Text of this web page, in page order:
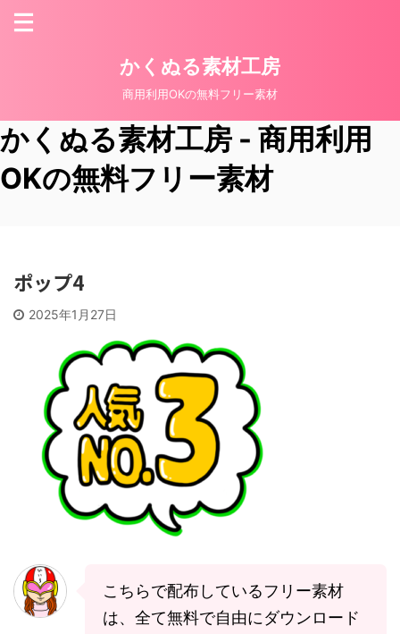
かくぬる素材工房
商用利用OKの無料フリー素材
かくぬる素材工房 - 商用利用
OKの無料フリー素材
ポップ4
2025年1月27日
こちらで配布しているフリー素材
は、全て無料で自由にダウンロード